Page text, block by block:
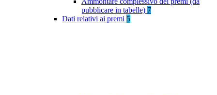
pubblicare in tabelle) 7
Dati relativi ai premi 5